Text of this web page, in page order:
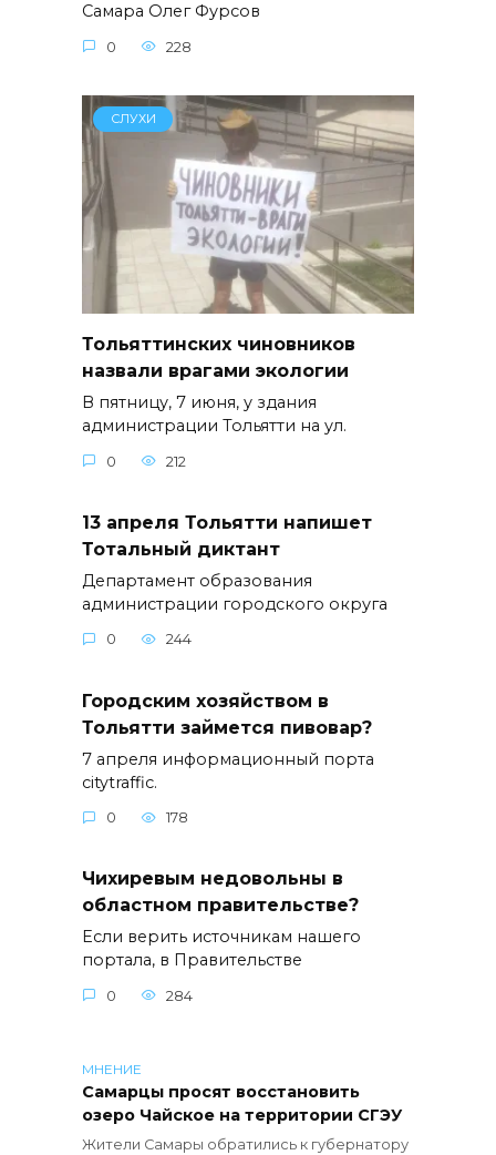
Самара Олег Фурсов
0 228
СЛУХИ
Тольяттинских чиновников
назвали врагами экологии
В пятницу, 7 июня, у здания
администрации Тольятти на ул.
0 212
13 апреля Тольятти напишет
Тотальный диктант
Департамент образования
администрации городского округа
0 244
Городским хозяйством в
Тольятти займется пивовар?
7 апреля информационный порта
citytraffic.
0 178
Чихиревым недовольны в
областном правительстве?
Если верить источникам нашего
портала, в Правительстве
0 284
МНЕНИЕ
Самарцы просят восстановить
озеро Чайское на территории СГЭУ
Жители Самары обратились к губернатору